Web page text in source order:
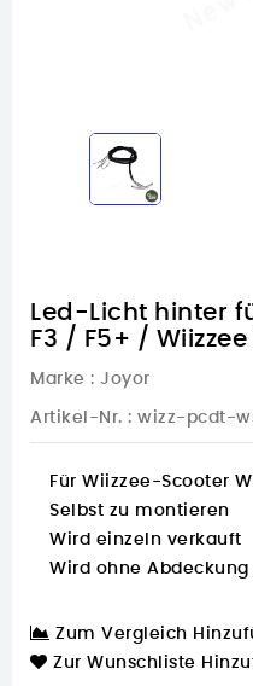
Led-Licht hinter
F3 / F5+ / Wiizzee
Marke : Joyor
Artikel-Nr. : wizz-pcdt-
Für Wiizzee-Scooter
Selbst zu montieren
Wird einzeln verkauft
Wird ohne
Zum Vergleich
Zur Wunschliste